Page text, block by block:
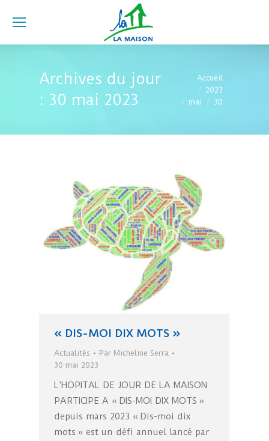
Archives du jour
: 30 mai 2023
Vous êtes ici :
Accueil
2023
mai
30
« DIS-MOI DIX MOTS »
Actualités Par Micheline Serra
30 mai 2023
L’HOPITAL DE JOUR DE LA MAISON
PARTICIPE A « DIS-MOI DIX MOTS »
depuis mars 2023 « Dis-moi dix
mots » est un défi annuel lancé par